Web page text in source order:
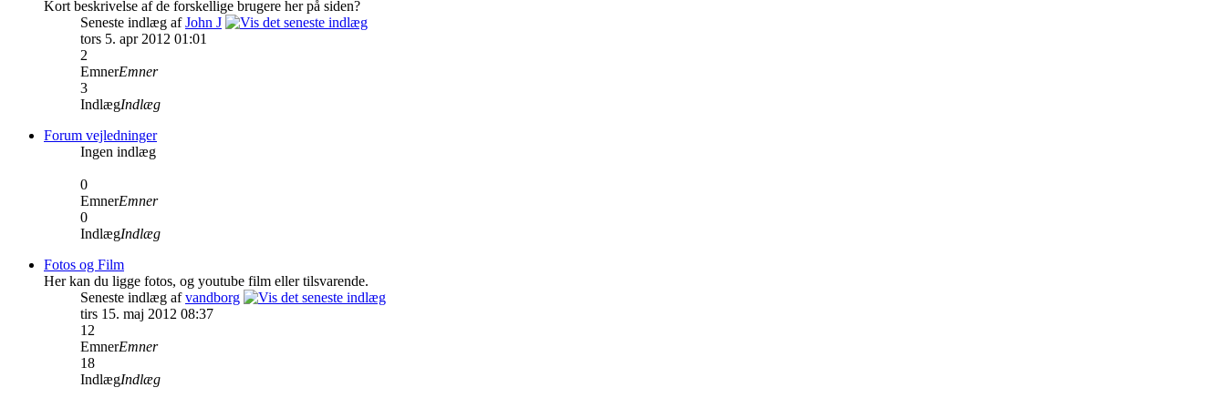
Kort beskrivelse af de forskellige brugere her på siden?
Seneste indlæg afJohn J
tors 5. apr 2012 01:01
2
EmnerEmner
3
IndlægIndlæg
Forum vejledninger
Ingen indlæg
0
EmnerEmner
0
IndlægIndlæg
Fotos og Film
Her kan du ligge fotos, og youtube film eller tilsvarende.
Seneste indlæg afvandborg
tirs 15. maj 2012 08:37
12
EmnerEmner
18
IndlægIndlæg